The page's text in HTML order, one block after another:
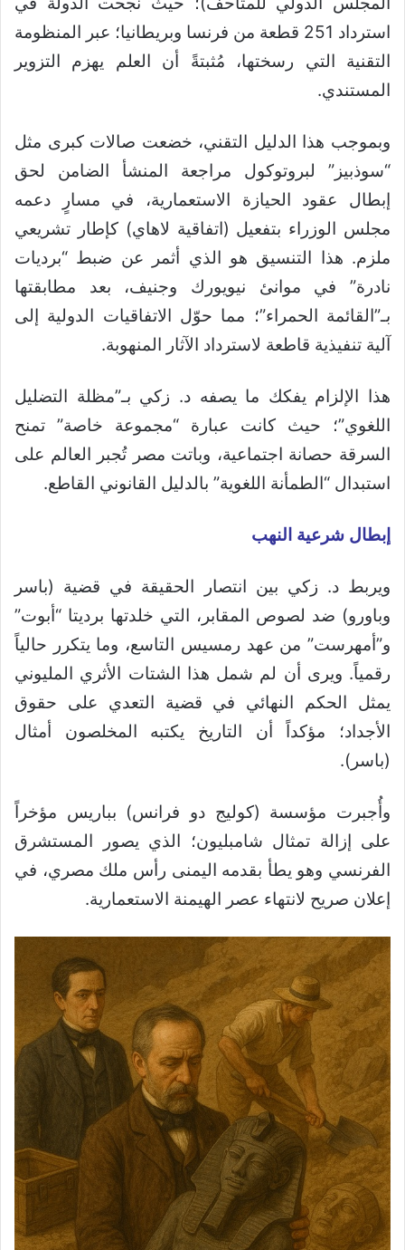
استرداد 251 قطعة من فرنسا وبريطانيا؛ عبر المنظومة
التقنية التي رسختها، مُثبتةً أن العلم يهزم التزوير
المستندي.
وبموجب هذا الدليل التقني، خضعت صالات كبرى مثل
“سوذبيز” لبروتوكول مراجعة المنشأ الضامن لحق
إبطال عقود الحيازة الاستعمارية، في مسارٍ دعمه
مجلس الوزراء بتفعيل (اتفاقية لاهاي) كإطار تشريعي
ملزم. هذا التنسيق هو الذي أثمر عن ضبط “برديات
نادرة” في موانئ نيويورك وجنيف، بعد مطابقتها
بـ”القائمة الحمراء”؛ مما حوّل الاتفاقيات الدولية إلى
آلية تنفيذية قاطعة لاسترداد الآثار المنهوبة.
هذا الإلزام يفكك ما يصفه د. زكي بـ”مظلة التضليل
اللغوي”؛ حيث كانت عبارة “مجموعة خاصة” تمنح
السرقة حصانة اجتماعية، وباتت مصر تُجبر العالم على
استبدال “الطمأنة اللغوية” بالدليل القانوني القاطع.
إبطال شرعية النهب
ويربط د. زكي بين انتصار الحقيقة في قضية (باسر
وباورو) ضد لصوص المقابر، التي خلدتها برديتا “أبوت”
و”أمهرست” من عهد رمسيس التاسع، وما يتكرر حالياً
رقمياً. ويرى أن لم شمل هذا الشتات الأثري المليوني
يمثل الحكم النهائي في قضية التعدي على حقوق
الأجداد؛ مؤكداً أن التاريخ يكتبه المخلصون أمثال
(باسر).
وأُجبرت مؤسسة (كوليج دو فرانس) بباريس مؤخراً
على إزالة تمثال شامبليون؛ الذي يصور المستشرق
الفرنسي وهو يطأ بقدمه اليمنى رأس ملك مصري، في
إعلان صريح لانتهاء عصر الهيمنة الاستعمارية.